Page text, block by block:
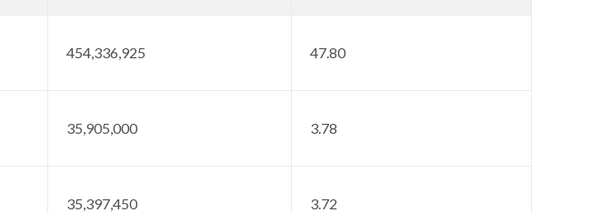
454,336,925 47.80
35,905,000 3.78
35,397,450 3.72